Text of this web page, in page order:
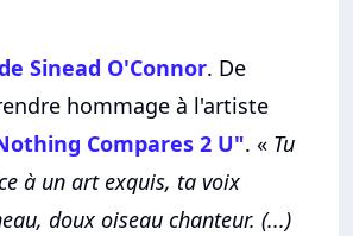
Sinead O'Connor. De
hommage à l'artiste
Compares 2 U". « Tu
à un art exquis, ta voix
doux oiseau chanteur. (...)